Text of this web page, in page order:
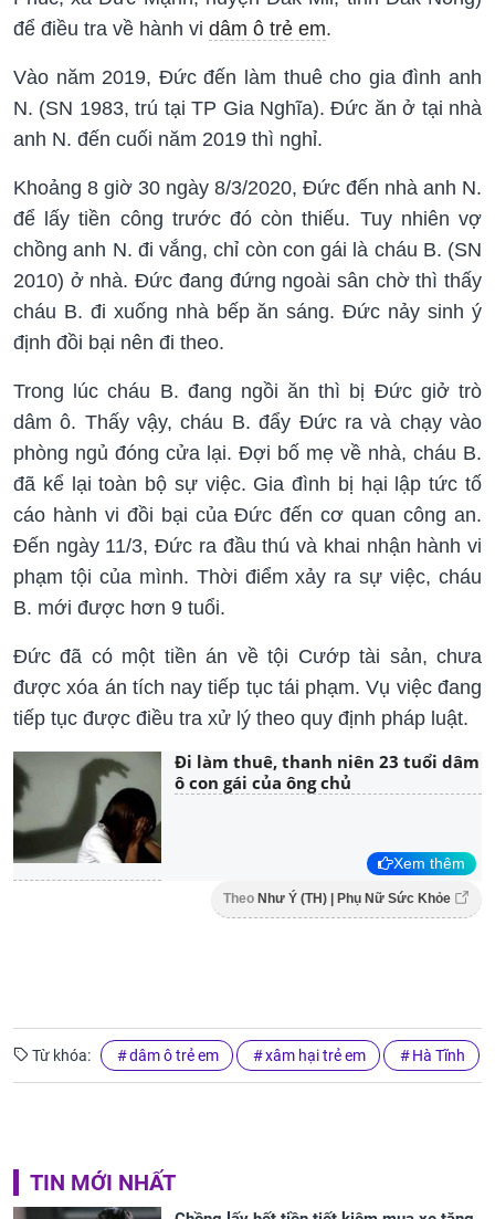
để điều tra về hành vi dâm ô trẻ em.
Vào năm 2019, Đức đến làm thuê cho gia đình anh
N. (SN 1983, trú tại TP Gia Nghĩa). Đức ăn ở tại nhà
anh N. đến cuối năm 2019 thì nghỉ.
Khoảng 8 giờ 30 ngày 8/3/2020, Đức đến nhà anh N.
để lấy tiền công trước đó còn thiếu. Tuy nhiên vợ
chồng anh N. đi vắng, chỉ còn con gái là cháu B. (SN
2010) ở nhà. Đức đang đứng ngoài sân chờ thì thấy
cháu B. đi xuống nhà bếp ăn sáng. Đức nảy sinh ý
định đồi bại nên đi theo.
Trong lúc cháu B. đang ngồi ăn thì bị Đức giở trò
dâm ô. Thấy vậy, cháu B. đẩy Đức ra và chạy vào
phòng ngủ đóng cửa lại. Đợi bố mẹ về nhà, cháu B.
đã kể lại toàn bộ sự việc. Gia đình bị hại lập tức tố
cáo hành vi đồi bại của Đức đến cơ quan công an.
Đến ngày 11/3, Đức ra đầu thú và khai nhận hành vi
phạm tội của mình. Thời điểm xảy ra sự việc, cháu
B. mới được hơn 9 tuổi.
Đức đã có một tiền án về tội Cướp tài sản, chưa
được xóa án tích nay tiếp tục tái phạm. Vụ việc đang
tiếp tục được điều tra xử lý theo quy định pháp luật.
Đi làm thuê, thanh niên 23 tuổi dâm
ô con gái của ông chủ
Xem thêm
Theo Như Ý (TH) | Phụ Nữ Sức Khỏe
Từ khóa: dâm ô trẻ em xâm hại trẻ em Hà Tĩnh
TIN MỚI NHẤT